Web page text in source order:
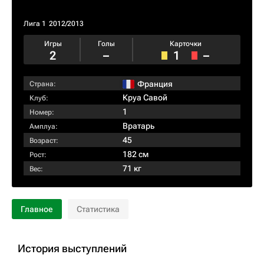
Лига 1 2012/2013
Игры
2
Голы
–
Карточки
1 –
Страна: Франция
Клуб: Круа Савой
Номер: 1
Амплуа: Вратарь
Возраст: 45
Рост: 182 см
Вес: 71 кг
Главное Статистика
История выступлений